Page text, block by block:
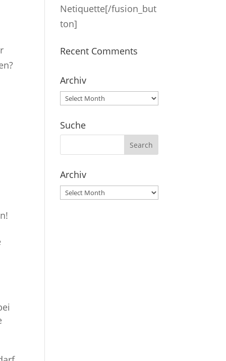
Netiquette[/fusion_but
ton]
Recent Comments
Archiv
Archiv
Suche
Archiv
Archiv